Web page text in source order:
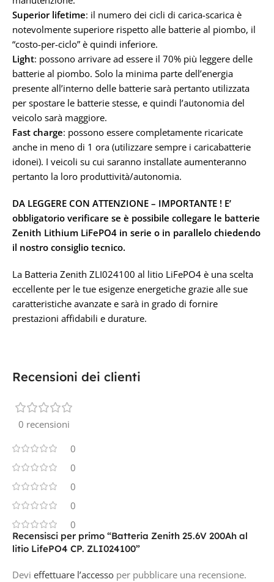
Superior lifetime: il numero dei cicli di carica-scarica è
notevolmente superiore rispetto alle batterie al piombo, il
“costo-per-ciclo” è quindi inferiore.
Light: possono arrivare ad essere il 70% più leggere delle
batterie al piombo. Solo la minima parte dell’energia
presente all’interno delle batterie sarà pertanto utilizzata
per spostare le batterie stesse, e quindi l’autonomia del
veicolo sarà maggiore.
Fast charge: possono essere completamente ricaricate
anche in meno di 1 ora (utilizzare sempre i caricabatterie
idonei). I veicoli su cui saranno installate aumenteranno
pertanto la loro produttività/autonomia.
DA LEGGERE CON ATTENZIONE – IMPORTANTE ! E’
obbligatorio verificare se è possibile collegare le batterie
Zenith Lithium LiFePO4 in serie o in parallelo chiedendo
il nostro consiglio tecnico.
La Batteria Zenith ZLI024100 al litio LiFePO4 è una scelta
eccellente per le tue esigenze energetiche grazie alle sue
caratteristiche avanzate e sarà in grado di fornire
prestazioni affidabili e durature.
Recensioni dei clienti
0 recensioni
0
0
0
0
0
Recensisci per primo “Batteria Zenith 25.6V 200Ah al
litio LifePO4 CP. ZLI024100”
Devi effettuare l’accesso per pubblicare una recensione.